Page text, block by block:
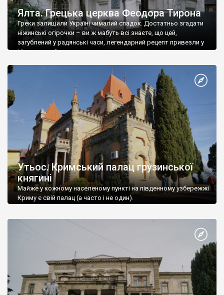
Ялта. Грецька церква Феодора Тирона
Греки залишили Україні чималий спадок. Достатньо згадати
ніжинські огірочки – ви ж мабуть всі знаєте, що цей,
загублений у радянські часи, легендарний рецепт привезли у
Ніжин греки?
Утьос. Кримський палац грузинської
княгині
Майже у кожному населеному пункті на південному узбережжі
Криму є свій палац (а часто і не один).